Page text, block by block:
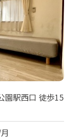
園駅西口 徒歩15